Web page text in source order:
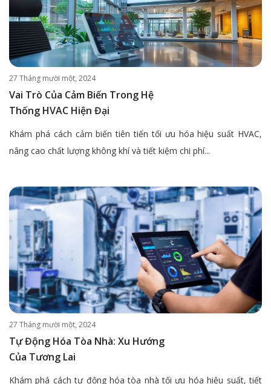
27 Tháng mười một, 2024
Vai Trò Của Cảm Biến Trong Hệ
Thống HVAC Hiện Đại
Khám phá cách cảm biến tiên tiến tối ưu hóa hiệu suất HVAC,
nâng cao chất lượng không khí và tiết kiệm chi phí...
27 Tháng mười một, 2024
Tự Động Hóa Tòa Nhà: Xu Hướng
Của Tương Lai
Khám phá cách tự động hóa tòa nhà tối ưu hóa hiệu suất, tiết